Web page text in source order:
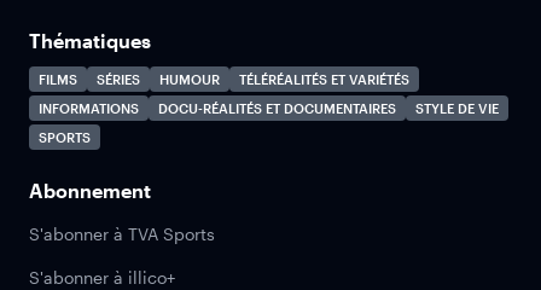
Thématiques
FILMS SÉRIES HUMOUR
TÉLÉRÉALITÉS ET VARIÉTÉS
INFORMATIONS
DOCU-RÉALITÉS ET DOCUMENTAIRES
STYLE DE VIE
SPORTS
Abonnement
S'abonner à TVA Sports
S'abonner à illico+